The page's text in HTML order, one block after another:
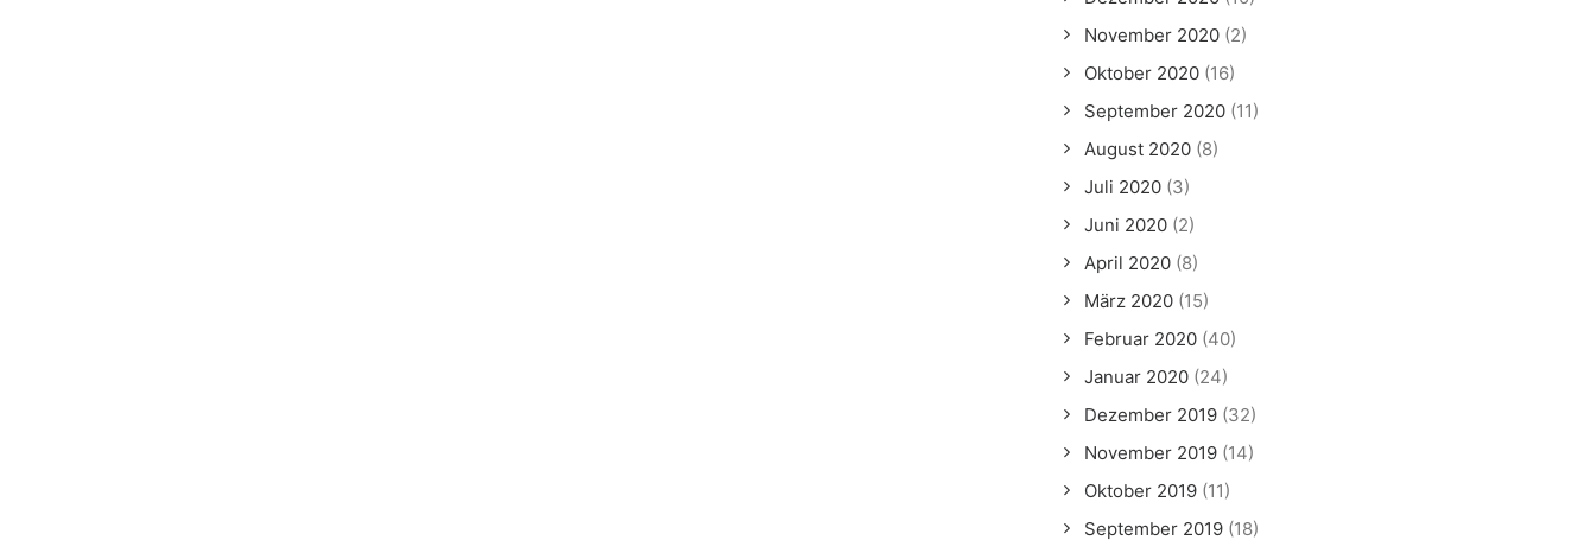
November 2020 (2)
Oktober 2020 (16)
September 2020 (11)
August 2020 (8)
Juli 2020 (3)
Juni 2020 (2)
April 2020 (8)
März 2020 (15)
Februar 2020 (40)
Januar 2020 (24)
Dezember 2019 (32)
November 2019 (14)
Oktober 2019 (11)
September 2019 (18)